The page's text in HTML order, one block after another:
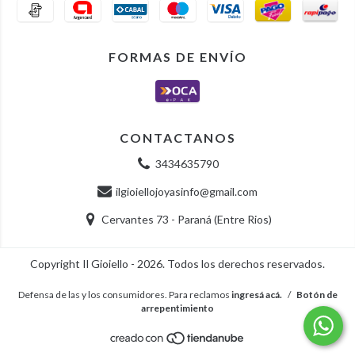
FORMAS DE ENVÍO
CONTACTANOS
3434635790
ilgioiellojoyasinfo@gmail.com
Cervantes 73 - Paraná (Entre Rios)
Copyright Il Gioiello - 2026. Todos los derechos reservados.
Defensa de las y los consumidores. Para reclamos ingresá acá. / Botón de
arrepentimiento